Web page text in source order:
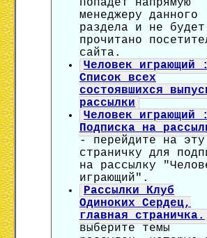
попадет напрямую
менеджеру данного
раздела и не будет
прочитано
сайта.
Человек играющий
Список всех
состоявшихся
рассылки
Человек играющий
Подписка на
- перейдите на эту
страничку для
на рассылку
играющий".
Рассылки Клуб
Одиноких Сердец,
главная страничка.
выберите темы